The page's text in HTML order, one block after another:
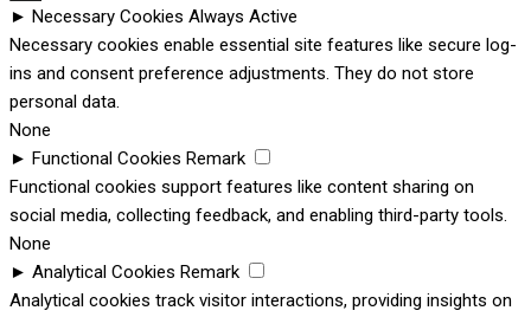
► Necessary Cookies Always Active
Necessary cookies enable essential site features like secure log-
ins and consent preference adjustments. They do not store
personal data.
None
► Functional Cookies Remark
Functional cookies support features like content sharing on
social media, collecting feedback, and enabling third-party tools.
None
► Analytical Cookies Remark
Analytical cookies track visitor interactions, providing insights on